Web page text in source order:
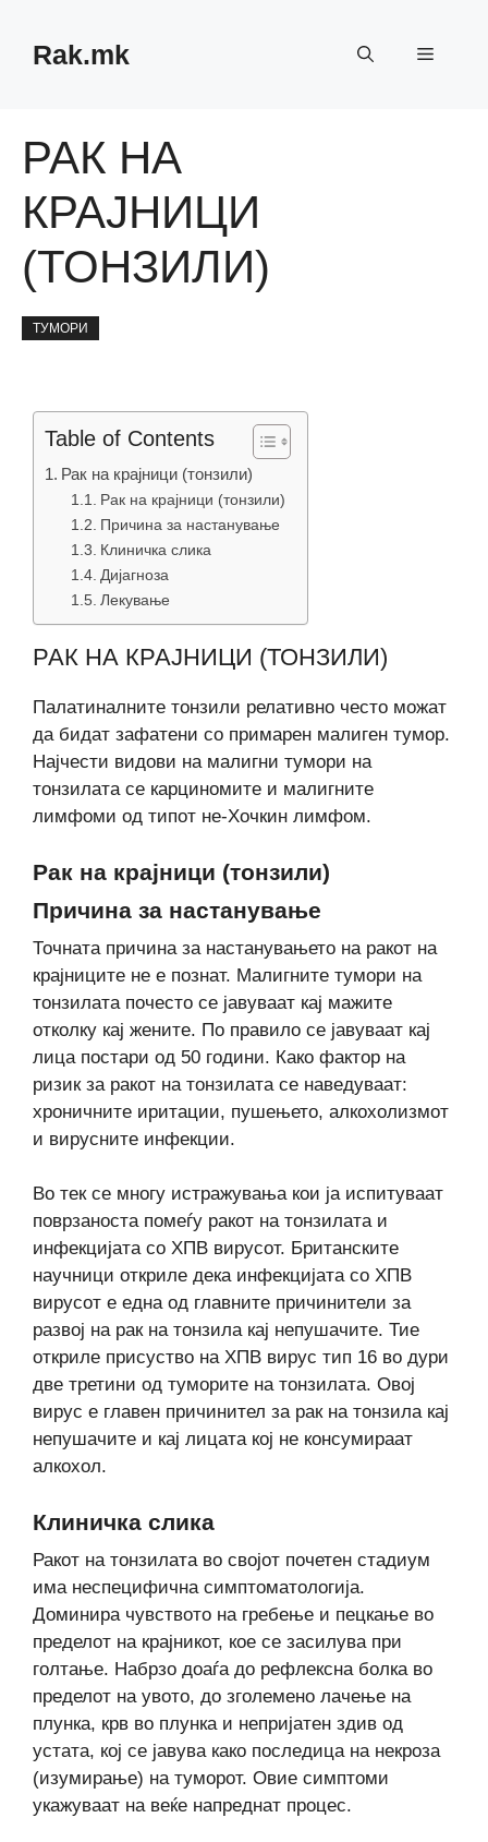
contentRak.mk Menu
РАК НА
КРАЈНИЦИ
(ТОНЗИЛИ)
ТУМОРИ
Table of Contents
Рак на крајници (тонзили)
Рак на крајници (тонзили)
Причина за настанување
Клиничка слика
Дијагноза
Лекување
РАК НА КРАЈНИЦИ (ТОНЗИЛИ)
Палатиналните тонзили релативно често можат
да бидат зафатени со примарен малиген тумор.
Најчести видови на малигни тумори на
тонзилата се карциномите и малигните
лимфоми од типот не-Хочкин лимфом.
Рак на крајници (тонзили)
Причина за настанување
Точната причина за настанувањето на ракот на
крајниците не е познат. Малигните тумори на
тонзилата почесто се јавуваат кај мажите
отколку кај жените. По правило се јавуваат кај
лица постари од 50 години. Како фактор на
ризик за ракот на тонзилата се наведуваат:
хроничните иритации, пушењето, алкохолизмот
и вирусните инфекции.
Во тек се многу истражувања кои ја испитуваат
поврзаноста помеѓу ракот на тонзилата и
инфекцијата со ХПВ вирусот. Британските
научници откриле дека инфекцијата со ХПВ
вирусот е една од главните причинители за
развој на рак на тонзила кај непушачите. Тие
откриле присуство на ХПВ вирус тип 16 во дури
две третини од туморите на тонзилата. Овој
вирус е главен причинител за рак на тонзила кај
непушачите и кај лицата кој не консумираат
алкохол.
Клиничка слика
Ракот на тонзилата во својот почетен стадиум
има неспецифична симптоматологија.
Доминира чувството на гребење и пецкање во
пределот на крајникот, кое се засилува при
голтање. Набрзо доаѓа до рефлексна болка во
пределот на увото, до зголемено лачење на
плунка, крв во плунка и непријатен здив од
устата, кој се јавува како последица на некроза
(изумирање) на туморот. Овие симптоми
укажуваат на веќе напреднат процес.